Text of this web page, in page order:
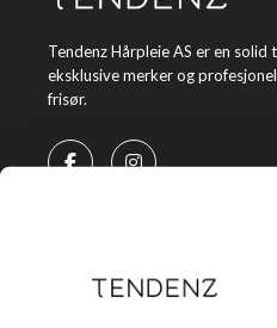
Tendenz Hårpleie AS er en
eksklusive merker og
frisør.